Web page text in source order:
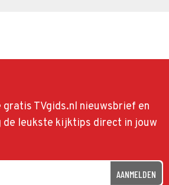
TVgids.nl nieuwsbrief en
de leukste kijktips direct in jouw
AANMELDEN